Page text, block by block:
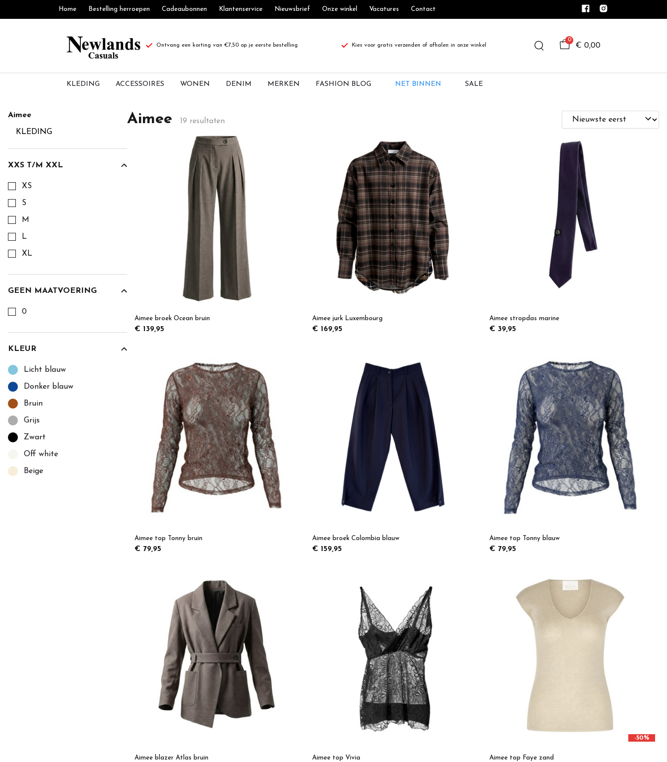
Home Bestelling herroepen Cadeaubonnen Klantenservice Nieuwsbrief Onze winkel Vacatures Contact
Ontvang een korting van €7,50 op je eerste bestelling Kies voor gratis verzenden of afhalen in onze winkel
0
€ 0,00
KLEDING ACCESSOIRES WONEN DENIM MERKEN FASHION BLOG NET BINNEN SALE
Aimee
Newlands
Casuals
Aimee
KLEDING
XXS T/M XXL
XS
S
M
L
XL
GEEN MAATVOERING
0
KLEUR
Licht blauw
Donker blauw
Bruin
Grijs
Zwart
Off white
Beige
Aimee 19 resultaten
Aimee broek Ocean bruin
€ 139,95
Aimee jurk Luxembourg
€ 169,95
Aimee stropdas marine
€ 39,95
Aimee top Tonny bruin
€ 79,95
Aimee broek Colombia blauw
€ 159,95
Aimee top Tonny blauw
€ 79,95
Aimee blazer Atlas bruin Aimee top Vivia
-50%
Aimee top Faye zand